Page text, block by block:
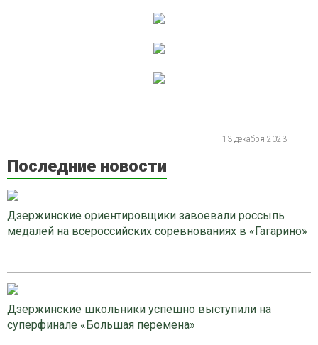
13 декабря 2023
Последние новости
Дзержинские ориентировщики завоевали россыпь
медалей на всероссийских соревнованиях в «Гагарино»
Дзержинские школьники успешно выступили на
суперфинале «Большая перемена»